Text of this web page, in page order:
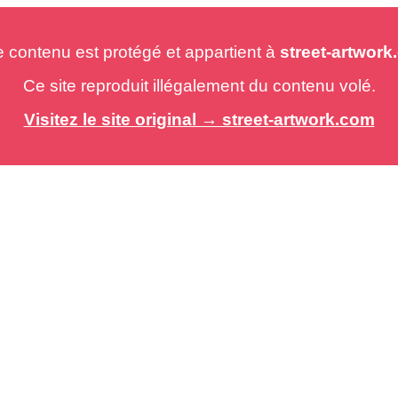
est protégé et appartient à street-
Ce site reproduit illégalement du contenu volé.
Visitez le site original → street-artwork.com